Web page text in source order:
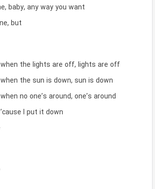
baby, any way you want
but
the lights are off, lights are off
the sun is down, sun is down
no one’s around, one’s around
I put it down